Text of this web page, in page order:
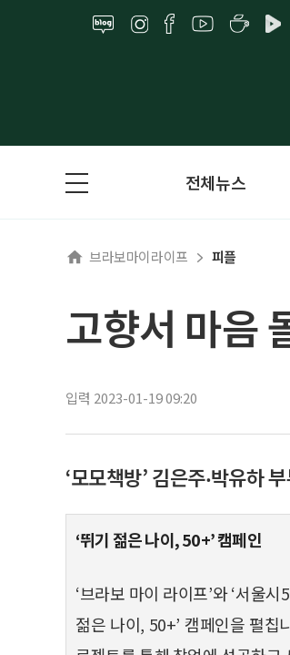
전체뉴스
브라보마이라이프 피플
고향서 마음
입력 2023-01-19 09:20
‘모모책방’ 김은주‧박유하
‘뛰기 젊은 나이, 50+’ 캠페인
‘브라보 마이 라이프’와 ‘서울
젊은 나이, 50+’ 캠페인을 펼